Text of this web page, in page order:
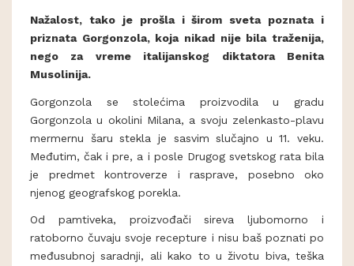
Nažalost, tako je prošla i širom sveta poznata i
priznata Gorgonzola, koja nikad nije bila traženija,
nego za vreme italijanskog diktatora Benita
Musolinija.
Gorgonzola se stolećima proizvodila u gradu
Gorgonzola u okolini Milana, a svoju zelenkasto-plavu
mermernu šaru stekla je sasvim slučajno u 11. veku.
Međutim, čak i pre, a i posle Drugog svetskog rata bila
je predmet kontroverze i rasprave, posebno oko
njenog geografskog porekla.
Od pamtiveka, proizvođači sireva ljubomorno i
ratoborno čuvaju svoje recepture i nisu baš poznati po
međusubnoj saradnji, ali kako to u životu biva, teška